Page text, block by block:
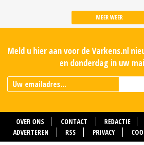
MEER WEER
Meld u hier aan voor de Varkens.nl
en donderdag in uw
OVER ONS CONTACT REDACTIE
ADVERTEREN
RSS PRIVACY